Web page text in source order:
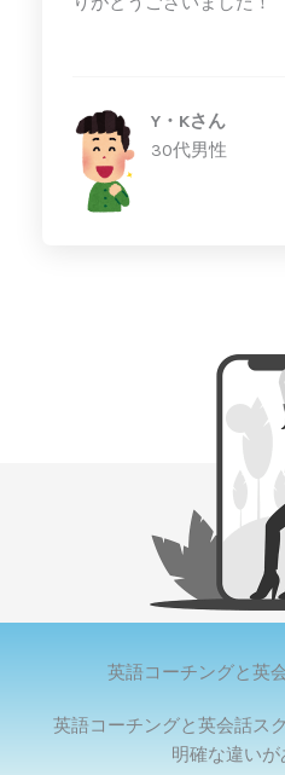
Y・Kさん
30代男性
英語コーチングと英
英語コーチングと英会話ス
明確な違いが